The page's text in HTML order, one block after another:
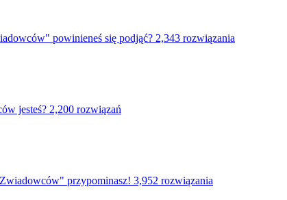
powinieneś się podjąć? 2,343 rozwiązania
jesteś? 2,200 rozwiązań
przypominasz! 3,952 rozwiązania